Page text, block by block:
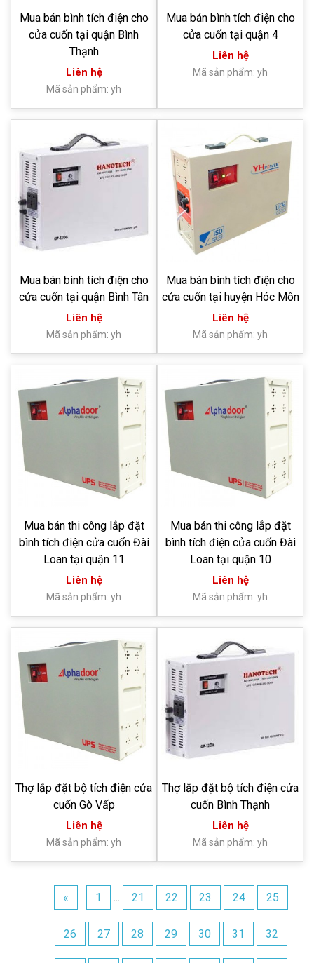
Mua bán bình tích điện cho
cửa cuốn tại quận Bình
Thạnh
Liên hệ
Mã sản phẩm: yh
Mua bán bình tích điện cho
cửa cuốn tại quận 4
Liên hệ
Mã sản phẩm: yh
Mua bán bình tích điện cho
cửa cuốn tại quận Bình Tân
Liên hệ
Mã sản phẩm: yh
Mua bán bình tích điện cho
cửa cuốn tại huyện Hóc Môn
Liên hệ
Mã sản phẩm: yh
Mua bán thi công lắp đặt
bình tích điện cửa cuốn Đài
Loan tại quận 11
Liên hệ
Mã sản phẩm: yh
Mua bán thi công lắp đặt
bình tích điện cửa cuốn Đài
Loan tại quận 10
Liên hệ
Mã sản phẩm: yh
Thợ lắp đặt bộ tích điện cửa
cuốn Gò Vấp
Liên hệ
Mã sản phẩm: yh
Thợ lắp đặt bộ tích điện cửa
cuốn Bình Thạnh
Liên hệ
Mã sản phẩm: yh
« 1 ... 21 22 23 24 25
26 27 28 29 30 31 32